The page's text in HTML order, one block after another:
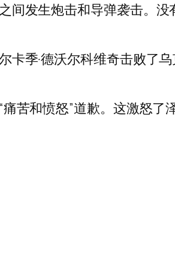
间发生炮击和导弹袭击。没
季·德沃尔科维奇击败了
苦和愤怒”道歉。这激怒了